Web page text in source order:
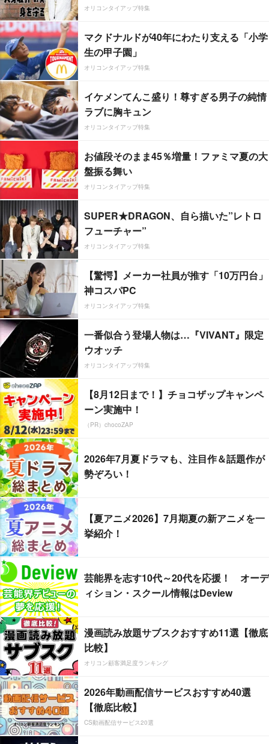
オリコンタイアップ特集
マクドナルドが40年にわたり支える「小学
生の甲子園」
オリコンタイアップ特集
イケメンてんこ盛り！尊すぎる男子の純情
ラブに胸キュン
オリコンタイアップ特集
お値段そのまま45％増量！ファミマ夏の大
盤振る舞い
オリコンタイアップ特集
SUPER★DRAGON、自ら描いた”レトロ
フューチャー”
オリコンタイアップ特集
【驚愕】メーカー社員が推す「10万円台」
神コスパPC
オリコンタイアップ特集
一番似合う登場人物は…『VIVANT』限定
ウオッチ
オリコンタイアップ特集
【8月12日まで！】チョコザップキャンペ
ーン実施中！
（PR）chocoZAP
2026年7月夏ドラマも、注目作＆話題作が
勢ぞろい！
【夏アニメ2026】7月期夏の新アニメを一
挙紹介！
芸能界を志す10代～20代を応援！ オーデ
ィション・スクール情報はDeview
漫画読み放題サブスクおすすめ11選【徹底
比較】
オリコン顧客満足度ランキング
2026年動画配信サービスおすすめ40選
【徹底比較】
CS動画配信サービス20選